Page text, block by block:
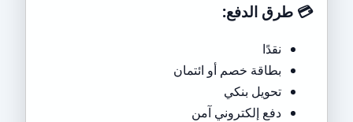
💳 طرق الدفع:
نقدًا
بطاقة خصم أو ائتمان
تحويل بنكي
دفع إلكتروني آمن